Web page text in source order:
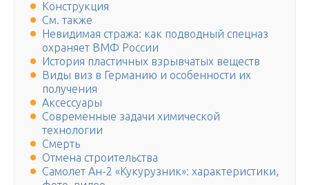
Конструкция
См. также
Невидимая стража: как подводный спецназ
охраняет ВМФ России
История пластичных взрывчатых веществ
Виды виз в Германию и особенности их
получения
Аксессуары
Современные задачи химической
технологии
Смерть
Отмена строительства
Самолет Ан-2 «Кукурузник»: характеристики,